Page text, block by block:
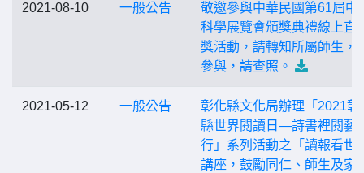
2021-08-10 一般公告
敬邀參與中華民國第61屆中
科學展覽會頒獎典禮線上直
獎活動，請轉知所屬師生，
參與，請查照。
2021-05-12 一般公告
彰化縣文化局辦理「2021彰
縣世界閱讀日—詩書裡閱藝
行」系列活動之「讀報看世
講座，鼓勵同仁、師生及家